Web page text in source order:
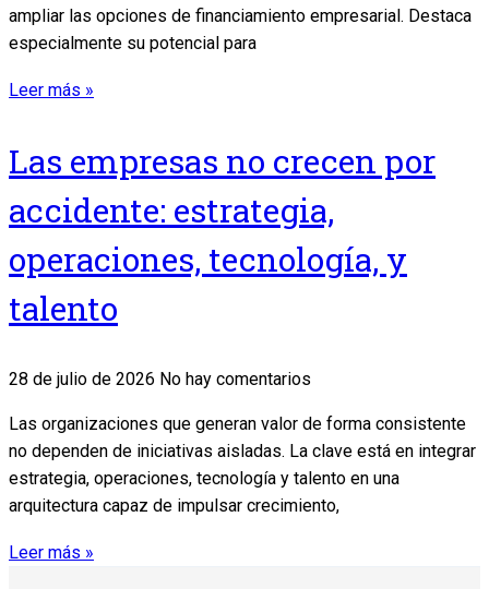
ampliar las opciones de financiamiento empresarial. Destaca
especialmente su potencial para
Leer más »
Las empresas no crecen por
accidente: estrategia,
operaciones, tecnología, y
talento
28 de julio de 2026 No hay comentarios
Las organizaciones que generan valor de forma consistente
no dependen de iniciativas aisladas. La clave está en integrar
estrategia, operaciones, tecnología y talento en una
arquitectura capaz de impulsar crecimiento,
Leer más »